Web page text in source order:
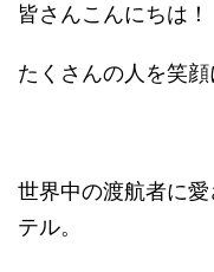
皆さんこんにちは！
たくさんの人を笑
世界中の渡航者に
テル。